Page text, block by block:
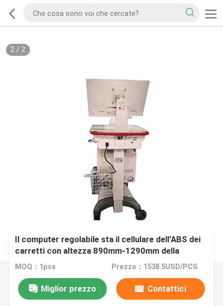
2/ 2
Il computer regolabile sta il cellulare dell'ABS dei
carretti con altezza 890mm-1290mm della
Tabella di funzionamento
MOQ：1pcs Prezzo：1538.5USD/PCS
Miglior prezzo Contattici